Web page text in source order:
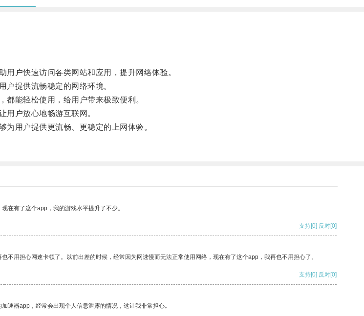
户快速访问各类网站和应用，提升网络体验。
提供流畅稳定的网络环境。
能轻松使用，给用户带来极致便利。
户放心地畅游互联网。
用户提供更流畅、更稳定的上网体验。
在有了这个app，我的游戏水平提升了不少。
支持[0] 反对[0]
用担心网速卡顿了。以前出差的时候，经常因为网速慢而无法正常使用网络，现在有了这个app，我再也不用担心了。
支持[0] 反对[0]
速器app，经常会出现个人信息泄露的情况，这让我非常担心。